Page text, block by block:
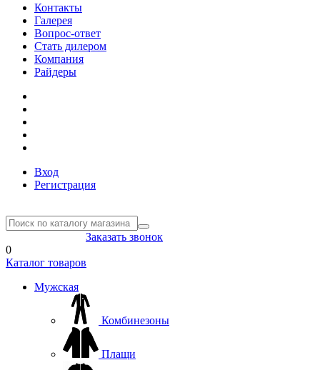
Контакты
Галерея
Вопрос-ответ
Стать дилером
Компания
Райдеры
Вход
Регистрация
Заказать звонок
0
Каталог товаров
Мужская
Комбинезоны
Плащи